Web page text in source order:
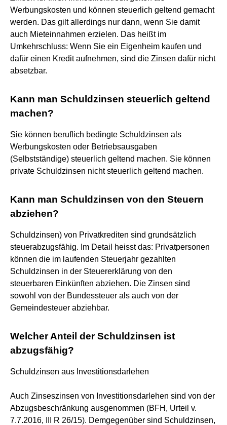
Werbungskosten und können steuerlich geltend gemacht
werden. Das gilt allerdings nur dann, wenn Sie damit
auch Mieteinnahmen erzielen. Das heißt im
Umkehrschluss: Wenn Sie ein Eigenheim kaufen und
dafür einen Kredit aufnehmen, sind die Zinsen dafür nicht
absetzbar.
Kann man Schuldzinsen steuerlich geltend
machen?
Sie können beruflich bedingte Schuldzinsen als
Werbungskosten oder Betriebsausgaben
(Selbstständige) steuerlich geltend machen. Sie können
private Schuldzinsen nicht steuerlich geltend machen.
Kann man Schuldzinsen von den Steuern
abziehen?
Schuldzinsen) von Privatkrediten sind grundsätzlich
steuerabzugsfähig. Im Detail heisst das: Privatpersonen
können die im laufenden Steuerjahr gezahlten
Schuldzinsen in der Steuererklärung von den
steuerbaren Einkünften abziehen. Die Zinsen sind
sowohl von der Bundessteuer als auch von der
Gemeindesteuer abziehbar.
Welcher Anteil der Schuldzinsen ist
abzugsfähig?
Schuldzinsen aus Investitionsdarlehen
Auch Zinseszinsen von Investitionsdarlehen sind von der
Abzugsbeschränkung ausgenommen (BFH, Urteil v.
7.7.2016, III R 26/15). Demgegenüber sind Schuldzinsen,